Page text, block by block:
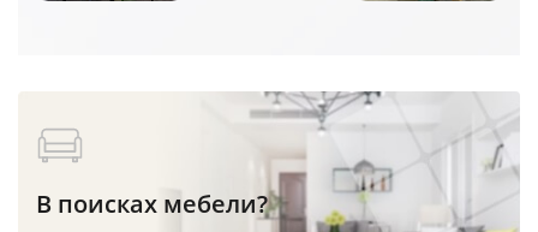
В поисках мебели?